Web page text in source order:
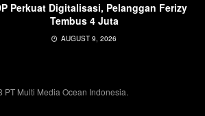
Perkuat Digitalisasi, Pelanggan Ferizy
Tembus 4 Juta
AUGUST 9, 2026
PT Multi Media Ocean Indonesia.